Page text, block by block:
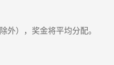
除外），奖金将平均分配。